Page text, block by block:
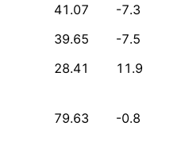
41.07
-7.3
39.65
-7.5
28.41
11.9
79.63
-0.8